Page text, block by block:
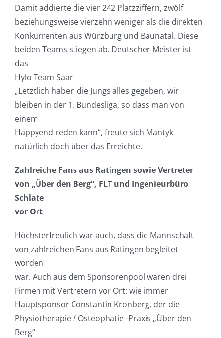
Damit addierte die vier 242 Platzziffern, zwölf
beziehungsweise vierzehn weniger als die direkten
Konkurrenten aus Würzburg und Baunatal. Diese
beiden Teams stiegen ab. Deutscher Meister ist
das
Hylo Team Saar.
„Letztlich haben die Jungs alles gegeben, wir
bleiben in der 1. Bundesliga, so dass man von
einem
Happyend reden kann“, freute sich Mantyk
natürlich doch über das Erreichte.
Zahlreiche Fans aus Ratingen sowie Vertreter
von „Über den Berg“, FLT und Ingenieurbüro
Schlate
vor Ort
Höchsterfreulich war auch, dass die Mannschaft
von zahlreichen Fans aus Ratingen begleitet
worden
war. Auch aus dem Sponsorenpool waren drei
Firmen mit Vertretern vor Ort: wie immer
Hauptsponsor Constantin Kronberg, der die
Physiotherapie / Osteophatie -Praxis „Über den
Berg“